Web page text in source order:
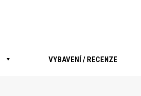
VYBAVENÍ / RECENZE